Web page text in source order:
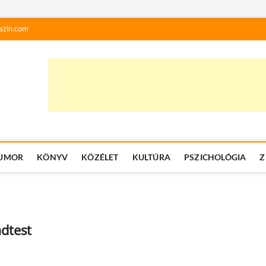
KÖNYV KÖZÉLET KULTÚRA PSZICHOLÓGIA